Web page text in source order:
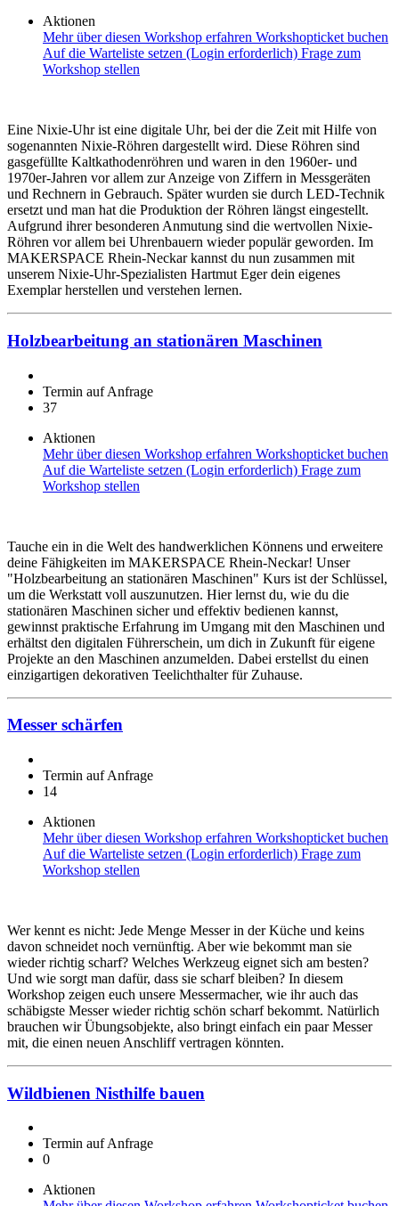
Aktionen
Mehr über diesen Workshop erfahren Workshopticket buchen
Auf die Warteliste setzen (Login erforderlich) Frage zum
Workshop stellen
Eine Nixie-Uhr ist eine digitale Uhr, bei der die Zeit mit Hilfe von
sogenannten Nixie-Röhren dargestellt wird. Diese Röhren sind
gasgefüllte Kaltkathodenröhren und waren in den 1960er- und
1970er-Jahren vor allem zur Anzeige von Ziffern in Messgeräten
und Rechnern in Gebrauch. Später wurden sie durch LED-Technik
ersetzt und man hat die Produktion der Röhren längst eingestellt.
Aufgrund ihrer besonderen Anmutung sind die wertvollen Nixie-
Röhren vor allem bei Uhrenbauern wieder populär geworden. Im
MAKERSPACE Rhein-Neckar kannst du nun zusammen mit
unserem Nixie-Uhr-Spezialisten Hartmut Eger dein eigenes
Exemplar herstellen und verstehen lernen.
Holzbearbeitung an stationären Maschinen
Termin auf Anfrage
37
Aktionen
Mehr über diesen Workshop erfahren Workshopticket buchen
Auf die Warteliste setzen (Login erforderlich) Frage zum
Workshop stellen
Tauche ein in die Welt des handwerklichen Könnens und erweitere
deine Fähigkeiten im MAKERSPACE Rhein-Neckar! Unser
"Holzbearbeitung an stationären Maschinen" Kurs ist der Schlüssel,
um die Werkstatt voll auszunutzen. Hier lernst du, wie du die
stationären Maschinen sicher und effektiv bedienen kannst,
gewinnst praktische Erfahrung im Umgang mit den Maschinen und
erhältst den digitalen Führerschein, um dich in Zukunft für eigene
Projekte an den Maschinen anzumelden. Dabei erstellst du einen
einzigartigen dekorativen Teelichthalter für Zuhause.
Messer schärfen
Termin auf Anfrage
14
Aktionen
Mehr über diesen Workshop erfahren Workshopticket buchen
Auf die Warteliste setzen (Login erforderlich) Frage zum
Workshop stellen
Wer kennt es nicht: Jede Menge Messer in der Küche und keins
davon schneidet noch vernünftig. Aber wie bekommt man sie
wieder richtig scharf? Welches Werkzeug eignet sich am besten?
Und wie sorgt man dafür, dass sie scharf bleiben? In diesem
Workshop zeigen euch unsere Messermacher, wie ihr auch das
schäbigste Messer wieder richtig schön scharf bekommt. Natürlich
brauchen wir Übungsobjekte, also bringt einfach ein paar Messer
mit, die einen neuen Anschliff vertragen könnten.
Wildbienen Nisthilfe bauen
Termin auf Anfrage
0
Aktionen